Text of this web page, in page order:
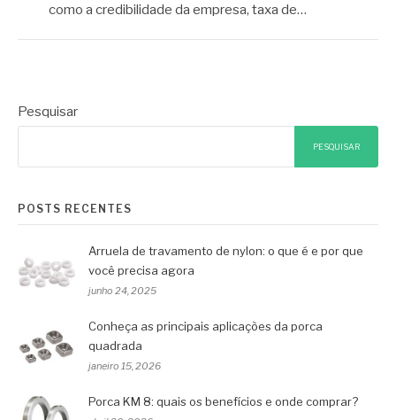
como a credibilidade da empresa, taxa de…
Pesquisar
PESQUISAR
POSTS RECENTES
Arruela de travamento de nylon: o que é e por que
você precisa agora
junho 24, 2025
Conheça as principais aplicações da porca
quadrada
janeiro 15, 2026
Porca KM 8: quais os benefícios e onde comprar?